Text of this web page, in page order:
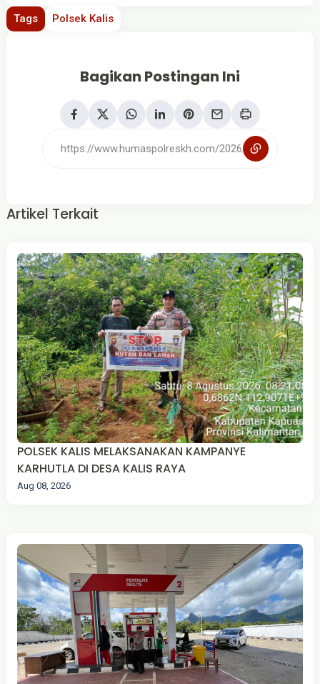
Tags Polsek Kalis
Bagikan Postingan Ini
Artikel Terkait
POLSEK KALIS MELAKSANAKAN KAMPANYE
KARHUTLA DI DESA KALIS RAYA
Aug 08, 2026